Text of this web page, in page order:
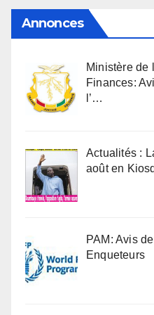
Annonces
Ministère de
Finances:
l’…
Actualités :
août en
PAM: Avis
Enqueteurs